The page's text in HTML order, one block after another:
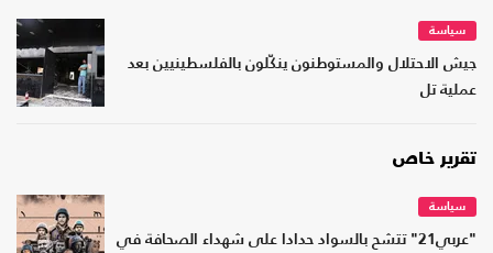
سياسة
جيش الاحتلال والمستوطنون ينكّلون بالفلسطينيين بعد
عملية تل
تقرير خاص
سياسة
"عربي21" تتشح بالسواد حدادا على شهداء الصحافة في